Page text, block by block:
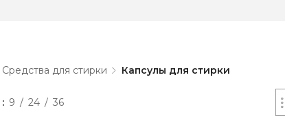
Средства для стирки Капсулы для стирки
9 24 36